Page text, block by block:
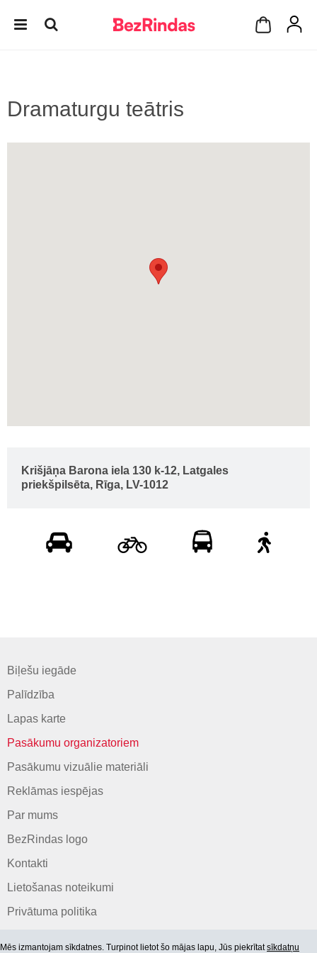
Dramaturgu teātris
Krišjāņa Barona iela 130 k-12, Latgales
priekšpilsēta, Rīga, LV-1012
Biļešu iegāde
Palīdzība
Lapas karte
Pasākumu organizatoriem
Pasākumu vizuālie materiāli
Reklāmas iespējas
Par mums
BezRindas logo
Kontakti
Lietošanas noteikumi
Privātuma politika
Mēs izmantojam sīkdatnes. Turpinot lietot šo mājas lapu, Jūs piekrītatsīkdatņu